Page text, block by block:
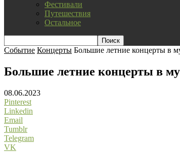
Фестивали
Путешествия
Остальное
Событие Концерты Большие летние концерты в
Большие летние концерты в
08.06.2023
Pinterest
Linkedin
Email
Tumblr
Telegram
VK